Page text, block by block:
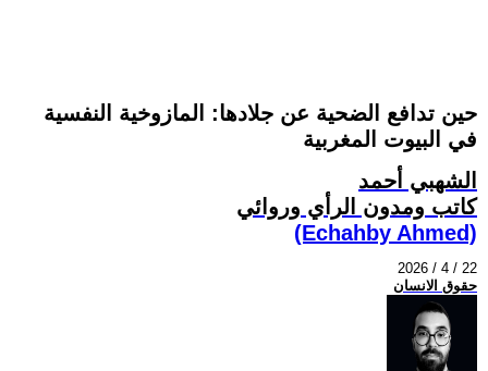
حين تدافع الضحية عن جلادها: المازوخية النفسية
في البيوت المغربية
الشهبي أحمد
كاتب ومدون الرأي وروائي
(Echahby Ahmed)
2026 / 4 / 22
حقوق الانسان